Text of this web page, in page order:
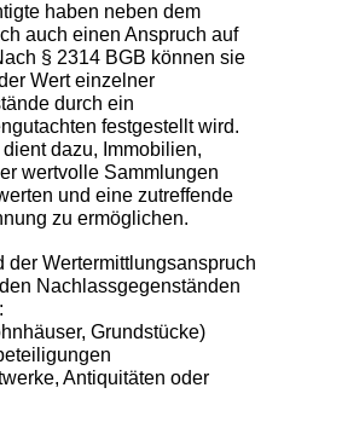
haben neben dem
auch einen Anspruch auf
§ 2314 BGB können sie
Wert einzelner
durch ein
festgestellt wird.
dazu, Immobilien,
wertvolle Sammlungen
und eine zutreffende
zu ermöglichen.
der Wertermittlungsanspruch
Nachlassgegenständen
Grundstücke)
Antiquitäten oder